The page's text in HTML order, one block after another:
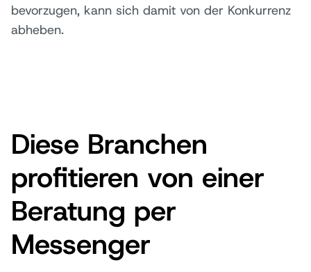
bevorzugen, kann sich damit von der Konkurrenz
abheben.
Diese Branchen
profitieren von einer
Beratung per
Messenger